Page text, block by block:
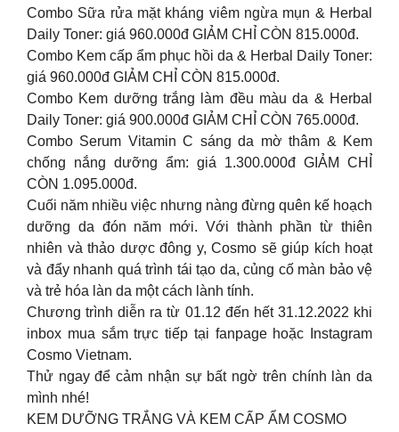
Combo Sữa rửa mặt kháng viêm ngừa mụn & Herbal
Daily Toner: giá 960.000đ GIẢM CHỈ CÒN 815.000đ.
Combo Kem cấp ẩm phục hồi da & Herbal Daily Toner:
giá 960.000đ GIẢM CHỈ CÒN 815.000đ.
Combo Kem dưỡng trắng làm đều màu da & Herbal
Daily Toner: giá 900.000đ GIẢM CHỈ CÒN 765.000đ.
Combo Serum Vitamin C sáng da mờ thâm & Kem
chống nắng dưỡng ẩm: giá 1.300.000đ GIẢM CHỈ
CÒN 1.095.000đ.
Cuối năm nhiều việc nhưng nàng đừng quên kế hoạch
dưỡng da đón năm mới. Với thành phần từ thiên
nhiên và thảo dược đông y, Cosmo sẽ giúp kích hoạt
và đẩy nhanh quá trình tái tạo da, củng cố màn bảo vệ
và trẻ hóa làn da một cách lành tính.
Chương trình diễn ra từ 01.12 đến hết 31.12.2022 khi
inbox mua sắm trực tiếp tại fanpage hoặc Instagram
Cosmo Vietnam.
Thử ngay để cảm nhận sự bất ngờ trên chính làn da
mình nhé!
KEM DƯỠNG TRẮNG VÀ KEM CẤP ẨM COSMO